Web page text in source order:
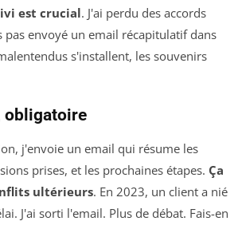
est crucial. J'ai perdu des accords
pas envoyé un email récapitulatif dans
s'installent, les souvenirs
obligatoire
j'envoie un email qui résume les
prises, et les prochaines étapes. Ça
ultérieurs. En 2023, un client a nié
J'ai sorti l'email. Plus de débat. Fais-en